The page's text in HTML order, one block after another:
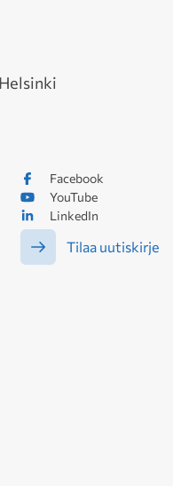
Facebook
YouTube
LinkedIn
Tilaa uutiskirje